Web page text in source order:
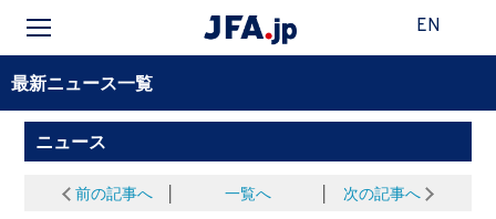
EN
最新ニュース一覧
ニュース
前の記事へ 一覧へ 次の記事へ